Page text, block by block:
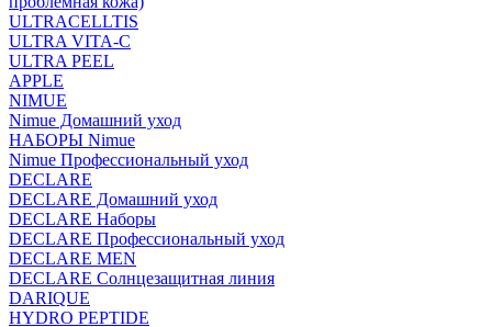
ULTRACELLTIS
ULTRA VITA-C
ULTRA PEEL
APPLE
NIMUE
Nimue Домашний уход
НАБОРЫ Nimue
Nimue Профессиональный уход
DECLARE
DECLARE Домашний уход
DECLARE Наборы
DECLARE Профессиональный уход
DECLARE MEN
DECLARE Солнцезащитная линия
DARIQUE
HYDRO PEPTIDE